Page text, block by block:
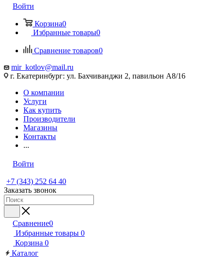
Войти
Корзина0
Избранные товары0
Сравнение товаров0
mir_kotlov@mail.ru
г. Екатеринбург: ул. Бахчиванджи 2, павильон А8/16
О компании
Услуги
Как купить
Производители
Магазины
Контакты
...
Войти
+7 (343) 252 64 40
Заказать звонок
Сравнение0
Избранные товары 0
Корзина 0
Каталог